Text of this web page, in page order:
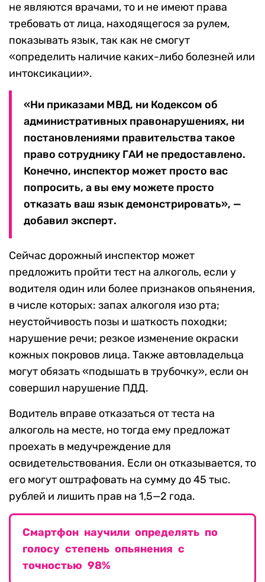
не являются врачами, то и не имеют права
требовать от лица, находящегося за рулем,
показывать язык, так как не смогут
«определить наличие каких-либо болезней или
интоксикации».
«Ни приказами МВД, ни Кодексом об
административных правонарушениях, ни
постановлениями правительства такое
право сотруднику ГАИ не предоставлено.
Конечно, инспектор может просто вас
попросить, а вы ему можете просто
отказать ваш язык демонстрировать», —
добавил эксперт.
Сейчас дорожный инспектор может
предложить пройти тест на алкоголь, если у
водителя один или более признаков опьянения,
в числе которых: запах алкоголя изо рта;
неустойчивость позы и шаткость походки;
нарушение речи; резкое изменение окраски
кожных покровов лица. Также автовладельца
могут обязать «подышать в трубочку», если он
совершил нарушение ПДД.
Водитель вправе отказаться от теста на
алкоголь на месте, но тогда ему предложат
проехать в медучреждение для
освидетельствования. Если он отказывается, то
его могут оштрафовать на сумму до 45 тыс.
рублей и лишить прав на 1,5—2 года.
Смартфон научили определять по
голосу степень опьянения с
точностью 98%